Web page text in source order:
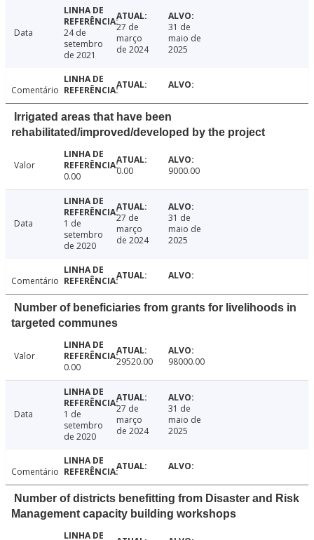
Data
24 de
setembro
de 2021
27 de
março
de 2024
31 de
maio de
2025
Comentário
Irrigated areas that have been
rehabilitated/improved/developed by the project
Valor
0.00
0.00 9000.00
Data
1 de
setembro
de 2020
27 de
março
de 2024
31 de
maio de
2025
Comentário
Number of beneficiaries from grants for livelihoods in
targeted communes
Valor
0.00
29520.00 98000.00
Data
1 de
setembro
de 2020
27 de
março
de 2024
31 de
maio de
2025
Comentário
Number of districts benefitting from Disaster and Risk
Management capacity building workshops